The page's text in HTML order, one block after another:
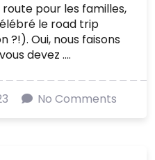
pour les familles,
le road trip
?!). Oui, nous faisons
devez ....
No Comments